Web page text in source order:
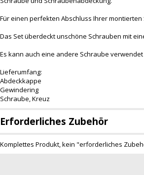
Für einen perfekten Abschluss Ihrer montierten
Das Set überdeckt unschöne Schrauben mit
Es kann auch eine andere Schraube
Lieferumfang:
Abdeckkappe
Gewindering
Schraube, Kreuz
Erforderliches Zubehör
Komplettes Produkt, kein "erforderliches